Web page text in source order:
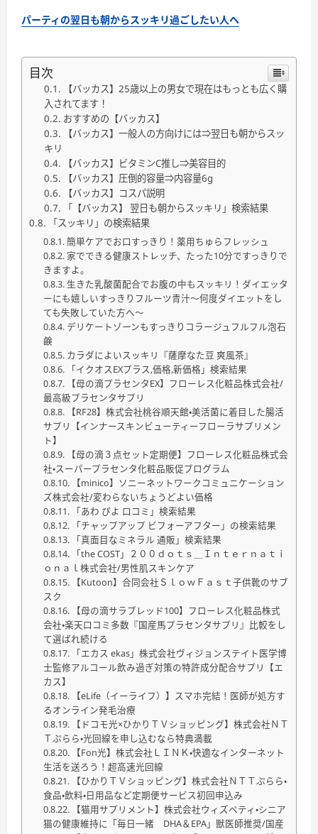
パーティの翌日も朝からスッキリ過ごしたい人へ
目次
【バッカス】25歳以上の男女で現在はもっとも広く購
入されてます！
おすすめの【バッカス】
【バッカス】一般人の方向けには⇒翌日も朝からスッ
キリ
【バッカス】ビタミンC推し⇒美容目的
【バッカス】圧倒的容量⇒内容量6g
【バッカス】コスパ説明
「【バッカス】 翌日も朝からスッキリ」検索結果
「スッキリ」の検索結果
簡単ケアでお口すっきり！薬用ちゅらフレッシュ
家でできる健康ストレッチ、たった10分ですっきりで
きますよ。
生きた乳酸菌配合でお腹の中もスッキリ！ダイエッタ
ーにも嬉しいすっきりフルーツ青汁〜何度ダイエットをし
ても失敗していた方へ〜
デリケートゾーンもすっきりコラージュフルフル泡石
鹸
カラダによいスッキリ『薩摩なた豆 爽風茶』
「イクオスEXプラス,価格,新価格」検索結果
【母の滴プラセンタEX】フローレス化粧品株式会社/
最高級プラセンタサプリ
【RF28】株式会社桃谷順天館・美活菌に着目した腸活
サプリ【インナースキンビューティーフローラサプリメン
ト】
【母の滴３点セット定期便】フローレス化粧品株式会
社・スーパープラセンタ化粧品販促プログラム
【minico】ソニーネットワークコミュニケーション
ズ株式会社/変わらないちょうどよい価格
「あわ ぴよ 口コミ」検索結果
「チャップアップ ビフォーアフター」の検索結果
「真面目なミネラル 通販」検索結果
「the COST」２００ｄｏｔｓ＿Ｉｎｔｅｒｎａｔｉ
ｏｎａｌ株式会社/男性肌スキンケア
【Kutoon】合同会社ＳｌｏｗＦａｓｔ子供靴のサブ
スク
【母の滴サラブレッド100】フローレス化粧品株式
会社・楽天口コミ多数『国産馬プラセンタサプリ』比較をし
て選ばれ続ける
「エカス ekas」株式会社ヴィジョンステイト医学博
士監修アルコール飲み過ぎ対策の特許成分配合サプリ【エ
カス】
【eLife（イーライフ）】スマホ完結！医師が処方す
るオンライン発毛治療
【ドコモ光×ひかりＴＶショッピング】株式会社ＮＴ
Ｔぷらら・光回線を申し込むなら特典満載
【Fon光】株式会社ＬＩＮＫ・快適なインターネット
生活を送ろう！超高速光回線
【ひかりＴＶショッピング】株式会社ＮＴＴぷらら・
食品・飲料・日用品など定期便サービス初回申込み
【猫用サプリメント】株式会社ウィズペティ・シニア
猫の健康維持に「毎日一緒 DHA＆EPA」獣医師推奨/国産